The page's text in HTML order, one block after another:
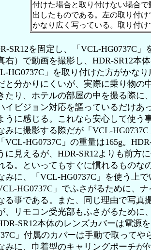
付けた場合と取り付けない場合で
出したものである。左の取り付
かなり広く写っている。取り付け
SR12を固定し、「VCL-HG0737C
右）で動画を撮影し、HDR-SR12本
HG0737C」を取り付けた方がかな
と分かりにくいが、実際に乗り物の
たり、ホテルの部屋の中を撮る際に
イビジョン対応を謳っているだけあ
うに感じる。これなら安心して使う
に撮影する際だが「VCL-
VCL-HG0737C」の重量は165g。
に見えるが、HDR-SR12よりも前方
る。といってもすぐに慣れるものな
に、「VCL-HG0737C」を使う上
HG0737C」でふさがるために、
る事である。また、同じ理由で写真
、リモコン受光部もふさがるために
SR12本体のレンズカバーは電源
」付属のカバーは手動で取ってや
に、巾着型のキャリングポーチが